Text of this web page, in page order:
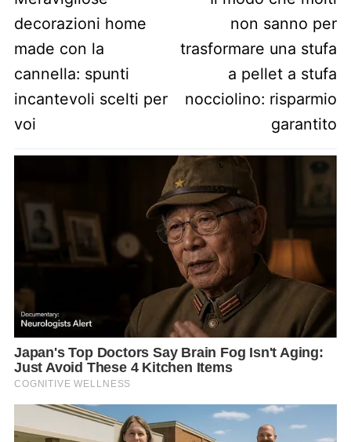
decorazioni home
made con la
cannella: spunti
incantevoli scelti per
voi
non sanno per
trasformare una stufa
a pellet a stufa
nocciolino: risparmio
garantito